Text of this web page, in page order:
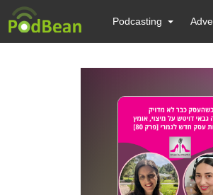
Podcasting